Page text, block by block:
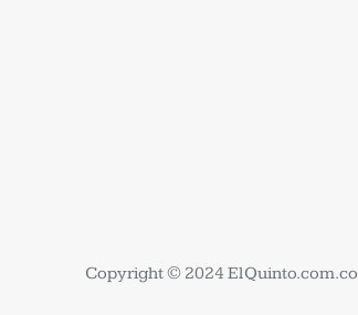
Copyright © 2024 ElQuinto.com.co